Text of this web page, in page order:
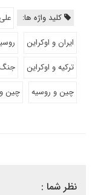
کلید واژه ها:
ایران و اوکراین
ترکیه و اوکراین
جنگ
چین و روسیه
چین و
نظر شما :